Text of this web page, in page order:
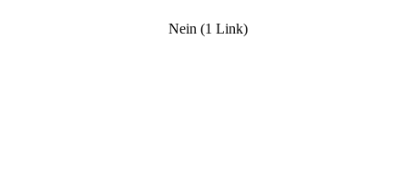
Nein (1 Link)